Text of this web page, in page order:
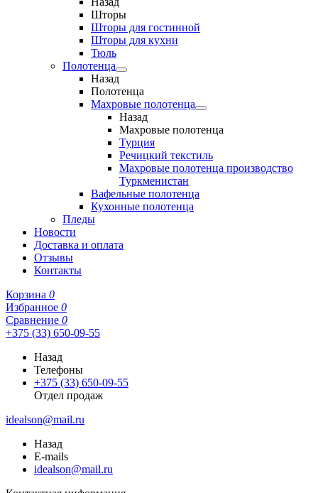
Шторы
Шторы для гостинной
Шторы для кухни
Тюль
Полотенца
Назад
Полотенца
Махровые полотенца
Назад
Махровые полотенца
Турция
Речицкий текстиль
Махровые полотенца производство
Туркменистан
Вафельные полотенца
Кухонные полотенца
Пледы
Новости
Доставка и оплата
Отзывы
Контакты
Корзина 0
Избранное 0
Сравнение 0
+375 (33) 650-09-55
Назад
Телефоны
+375 (33) 650-09-55
Отдел продаж
idealson@mail.ru
Назад
E-mails
idealson@mail.ru